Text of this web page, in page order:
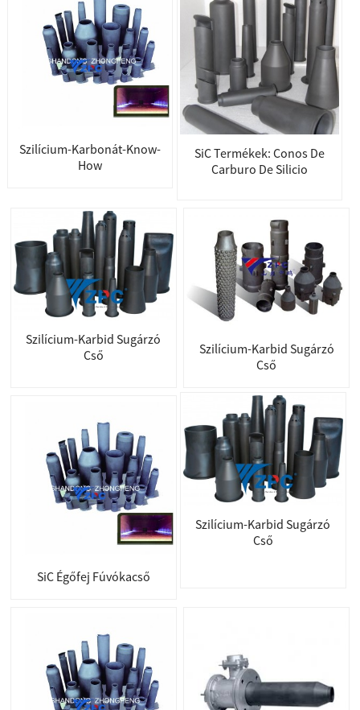
Szilícium-Karbonát-Know-
How
SiC Termékek: Conos De
Carburo De Silicio
Szilícium-Karbid Sugárzó
Cső
Szilícium-Karbid Sugárzó
Cső
SiC Égőfej Fúvókacső
Szilícium-Karbid Sugárzó
Cső